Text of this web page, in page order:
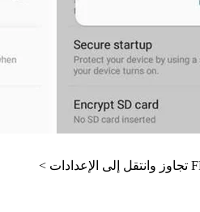
افتح تطبيق FRP تجاوز وانتقل إلى الإعدادات >